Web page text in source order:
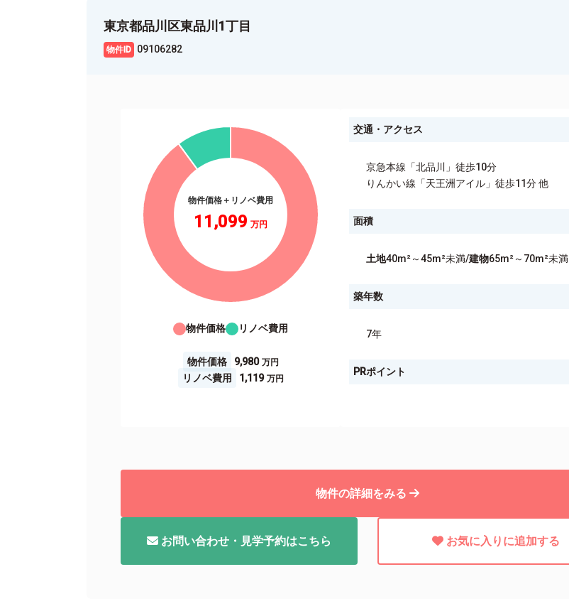
東京都品川区東品川1丁目
09106282
物件価格＋リノベ費用
11,099
物件価格 リノベ費用
物件価格
9,980
リノベ費用
1,119
交通・アクセス
京急本線「北品川」徒歩10分
りんかい線「天王洲アイル」徒歩11分 他
面積
土地40m²～45m²未満/建物65m²～70m²未満
築年数
7年
PRポイント
物件の詳細をみる
お問い合わせ・見学予約はこちら お気に入りに追加する